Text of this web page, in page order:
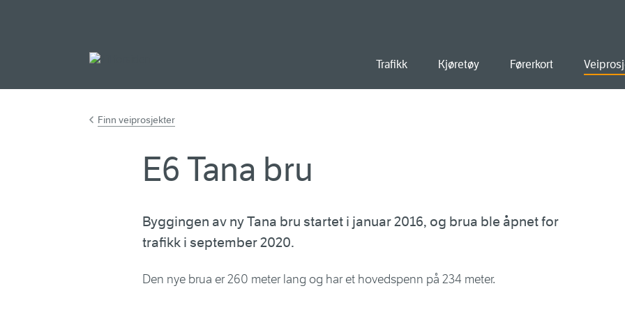
Trafikk Kjøretøy Førerkort
Finn veiprosjekter
E6 Tana bru
Byggingen av ny Tana bru startet i januar 2016, og brua ble åpnet for
trafikk i september 2020.
Den nye brua er 260 meter lang og har et hovedspenn på 234 meter.